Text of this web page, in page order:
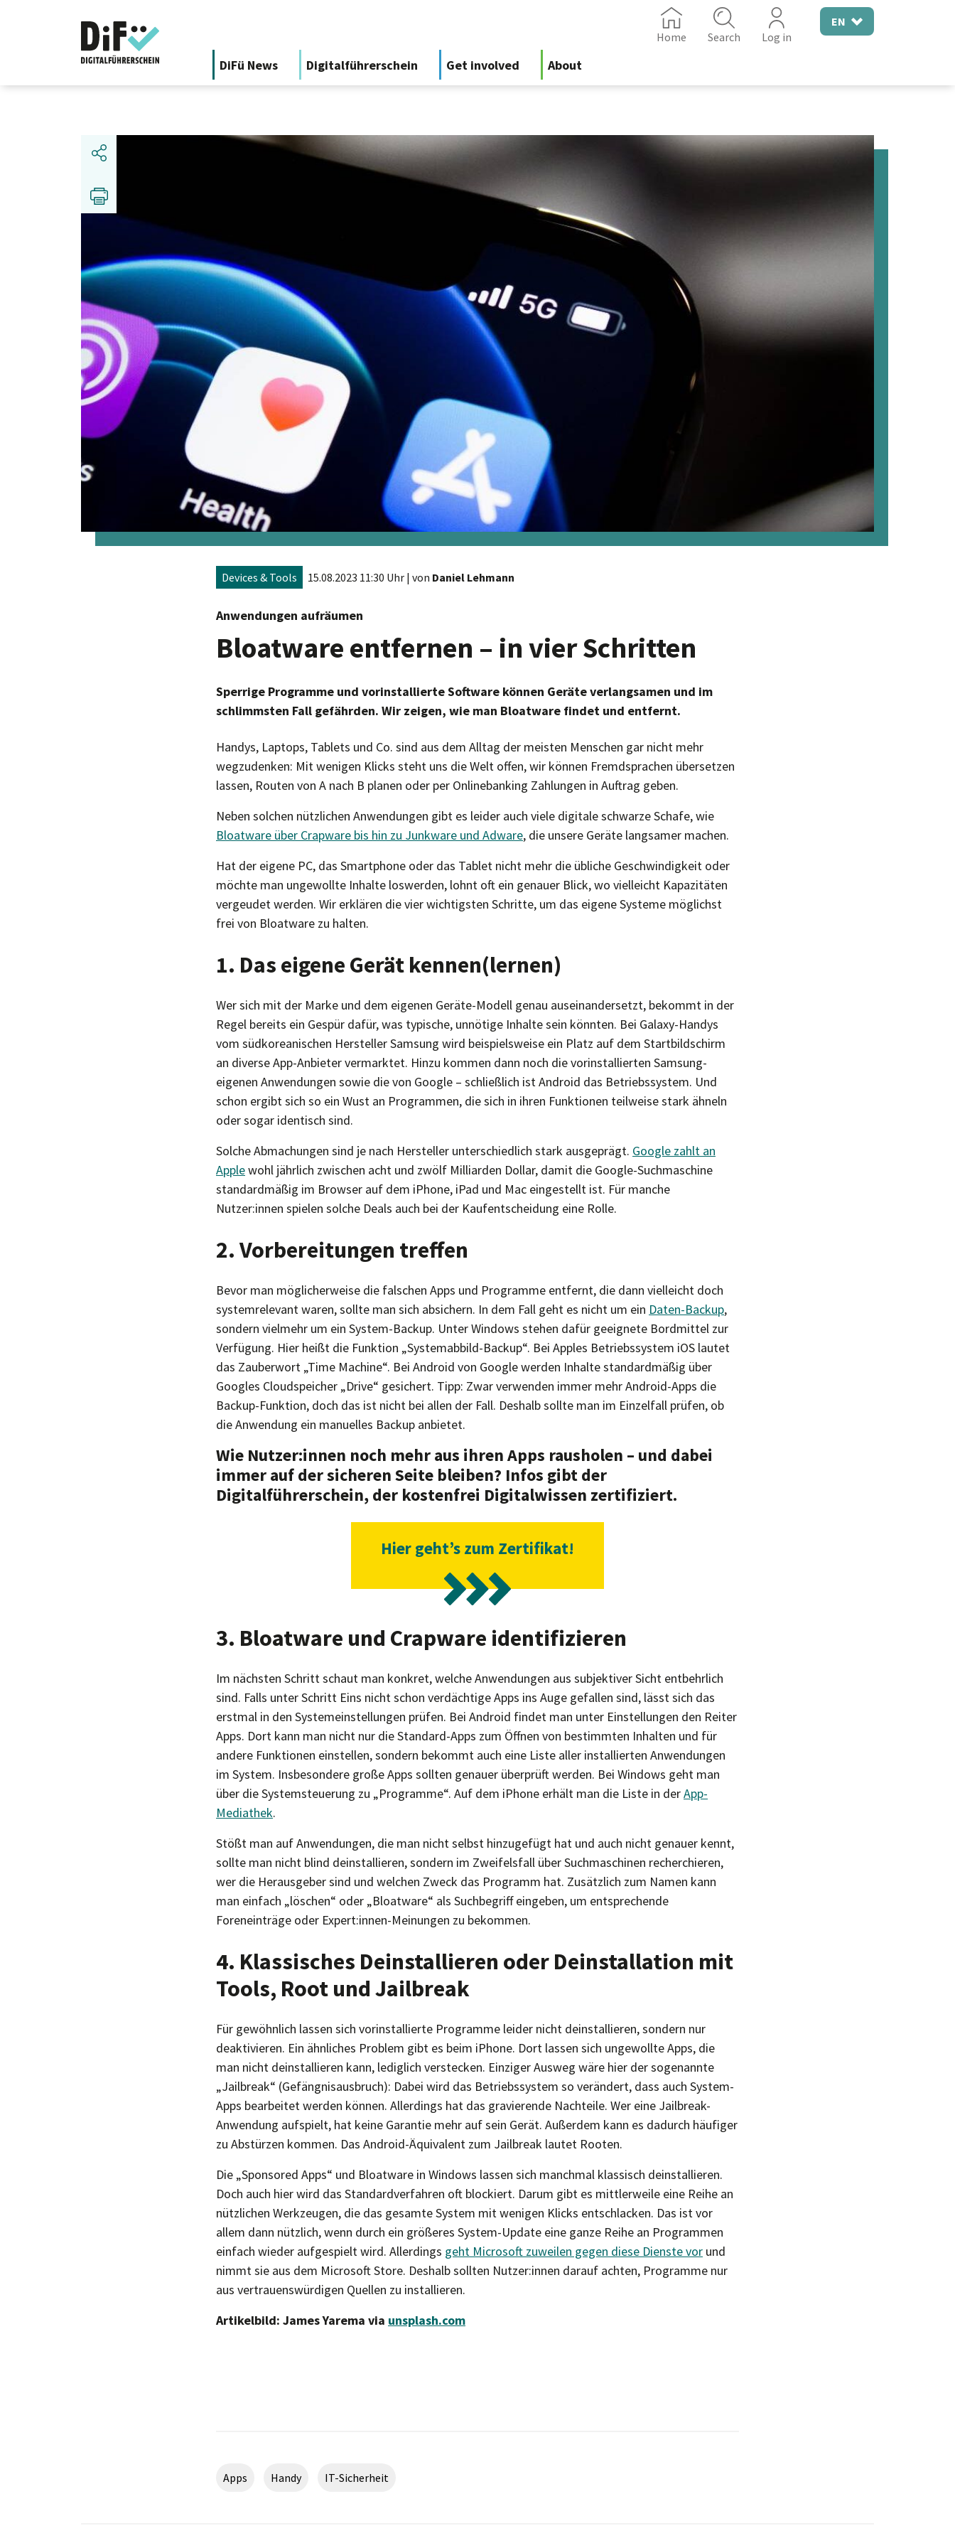
DiFü News Digitalführerschein Get involved About
Home Search Log in
EN
Devices & Tools 15.08.2023 11:30 Uhr | von Daniel Lehmann
Anwendungen aufräumen
Bloatware entfernen – in vier Schritten
Sperrige Programme und vorinstallierte Software können Geräte verlangsamen und im
schlimmsten Fall gefährden. Wir zeigen, wie man Bloatware findet und entfernt.
Handys, Laptops, Tablets und Co. sind aus dem Alltag der meisten Menschen gar nicht mehr
wegzudenken: Mit wenigen Klicks steht uns die Welt offen, wir können Fremdsprachen übersetzen
lassen, Routen von A nach B planen oder per Onlinebanking Zahlungen in Auftrag geben.
Neben solchen nützlichen Anwendungen gibt es leider auch viele digitale schwarze Schafe, wie
Bloatware über Crapware bis hin zu Junkware und Adware, die unsere Geräte langsamer machen.
Hat der eigene PC, das Smartphone oder das Tablet nicht mehr die übliche Geschwindigkeit oder
möchte man ungewollte Inhalte loswerden, lohnt oft ein genauer Blick, wo vielleicht Kapazitäten
vergeudet werden. Wir erklären die vier wichtigsten Schritte, um das eigene Systeme möglichst
frei von Bloatware zu halten.
1. Das eigene Gerät kennen(lernen)
Wer sich mit der Marke und dem eigenen Geräte-Modell genau auseinandersetzt, bekommt in der
Regel bereits ein Gespür dafür, was typische, unnötige Inhalte sein könnten. Bei Galaxy-Handys
vom südkoreanischen Hersteller Samsung wird beispielsweise ein Platz auf dem Startbildschirm
an diverse App-Anbieter vermarktet. Hinzu kommen dann noch die vorinstallierten Samsung-
eigenen Anwendungen sowie die von Google – schließlich ist Android das Betriebssystem. Und
schon ergibt sich so ein Wust an Programmen, die sich in ihren Funktionen teilweise stark ähneln
oder sogar identisch sind.
Solche Abmachungen sind je nach Hersteller unterschiedlich stark ausgeprägt. Google zahlt an
Applewohl jährlich zwischen acht und zwölf Milliarden Dollar, damit die Google-Suchmaschine
standardmäßig im Browser auf dem iPhone, iPad und Mac eingestellt ist. Für manche
Nutzer:innen spielen solche Deals auch bei der Kaufentscheidung eine Rolle.
2. Vorbereitungen treffen
Bevor man möglicherweise die falschen Apps und Programme entfernt, die dann vielleicht doch
systemrelevant waren, sollte man sich absichern. In dem Fall geht es nicht um ein Daten-Backup,
sondern vielmehr um ein System-Backup. Unter Windows stehen dafür geeignete Bordmittel zur
Verfügung. Hier heißt die Funktion „Systemabbild-Backup“. Bei Apples Betriebssystem iOS lautet
das Zauberwort „Time Machine“. Bei Android von Google werden Inhalte standardmäßig über
Googles Cloudspeicher „Drive“ gesichert. Tipp: Zwar verwenden immer mehr Android-Apps die
Backup-Funktion, doch das ist nicht bei allen der Fall. Deshalb sollte man im Einzelfall prüfen, ob
die Anwendung ein manuelles Backup anbietet.
Wie Nutzer:innen noch mehr aus ihren Apps rausholen – und dabei
immer auf der sicheren Seite bleiben? Infos gibt der
Digitalführerschein, der kostenfrei Digitalwissen zertifiziert.
Hier geht’s zum Zertifikat!
3. Bloatware und Crapware identifizieren
Im nächsten Schritt schaut man konkret, welche Anwendungen aus subjektiver Sicht entbehrlich
sind. Falls unter Schritt Eins nicht schon verdächtige Apps ins Auge gefallen sind, lässt sich das
erstmal in den Systemeinstellungen prüfen. Bei Android findet man unter Einstellungen den Reiter
Apps. Dort kann man nicht nur die Standard-Apps zum Öffnen von bestimmten Inhalten und für
andere Funktionen einstellen, sondern bekommt auch eine Liste aller installierten Anwendungen
im System. Insbesondere große Apps sollten genauer überprüft werden. Bei Windows geht man
über die Systemsteuerung zu „Programme“. Auf dem iPhone erhält man die Liste in derApp-
Mediathek.
Stößt man auf Anwendungen, die man nicht selbst hinzugefügt hat und auch nicht genauer kennt,
sollte man nicht blind deinstallieren, sondern im Zweifelsfall über Suchmaschinen recherchieren,
wer die Herausgeber sind und welchen Zweck das Programm hat. Zusätzlich zum Namen kann
man einfach „löschen“ oder „Bloatware“ als Suchbegriff eingeben, um entsprechende
Foreneinträge oder Expert:innen-Meinungen zu bekommen.
4. Klassisches Deinstallieren oder Deinstallation mit
Tools, Root und Jailbreak
Für gewöhnlich lassen sich vorinstallierte Programme leider nicht deinstallieren, sondern nur
deaktivieren. Ein ähnliches Problem gibt es beim iPhone. Dort lassen sich ungewollte Apps, die
man nicht deinstallieren kann, lediglich verstecken. Einziger Ausweg wäre hier der sogenannte
„Jailbreak“ (Gefängnisausbruch): Dabei wird das Betriebssystem so verändert, dass auch System-
Apps bearbeitet werden können. Allerdings hat das gravierende Nachteile. Wer eine Jailbreak-
Anwendung aufspielt, hat keine Garantie mehr auf sein Gerät. Außerdem kann es dadurch häufiger
zu Abstürzen kommen. Das Android-Äquivalent zum Jailbreak lautet Rooten.
Die „Sponsored Apps“ und Bloatware in Windows lassen sich manchmal klassisch deinstallieren.
Doch auch hier wird das Standardverfahren oft blockiert. Darum gibt es mittlerweile eine Reihe an
nützlichen Werkzeugen, die das gesamte System mit wenigen Klicks entschlacken. Das ist vor
allem dann nützlich, wenn durch ein größeres System-Update eine ganze Reihe an Programmen
einfach wieder aufgespielt wird. Allerdings geht Microsoft zuweilen gegen diese Dienste vor und
nimmt sie aus dem Microsoft Store. Deshalb sollten Nutzer:innen darauf achten, Programme nur
aus vertrauenswürdigen Quellen zu installieren.
Artikelbild: James Yarema via unsplash.com
Apps Handy IT-Sicherheit